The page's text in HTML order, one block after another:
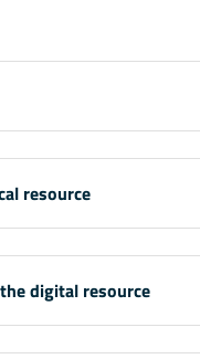
resource
digital resource